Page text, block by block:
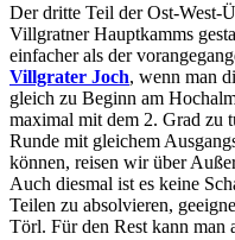
Der dritte Teil der Ost-West-
Villgratner Hauptkamms
einfacher als der
Villgrater Joch, wenn man
gleich zu Beginn am
maximal mit dem 2. Grad zu
Runde mit gleichem
können, reisen wir über
Auch diesmal ist es keine
Teilen zu absolvieren,
Törl. Für den Rest kann man